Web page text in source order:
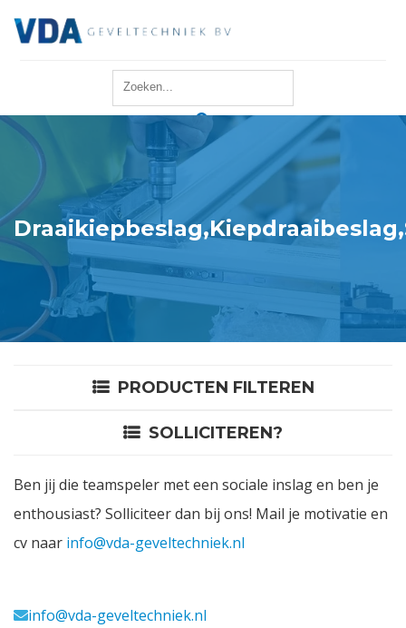
Reparatie
Onderhoud
Merken
Producten
Offerte
Login
Vacatures
PRODUCTEN FILTEREN
SOLLICITEREN?
Ben jij die teamspeler met een sociale inslag en ben je
enthousiast? Solliciteer dan bij ons! Mail je motivatie en
cv naar info@vda-geveltechniek.nl
info@vda-geveltechniek.nl